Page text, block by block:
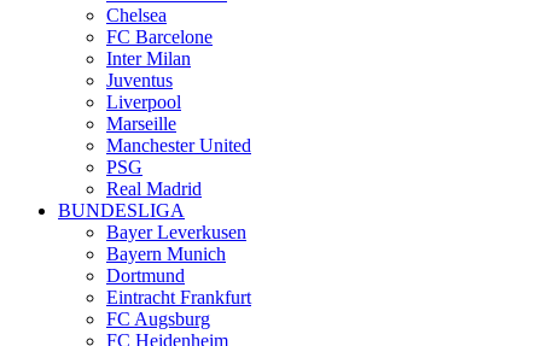
Chelsea
FC Barcelone
Inter Milan
Juventus
Liverpool
Marseille
Manchester United
PSG
Real Madrid
BUNDESLIGA
Bayer Leverkusen
Bayern Munich
Dortmund
Eintracht Frankfurt
FC Augsburg
FC Heidenheim